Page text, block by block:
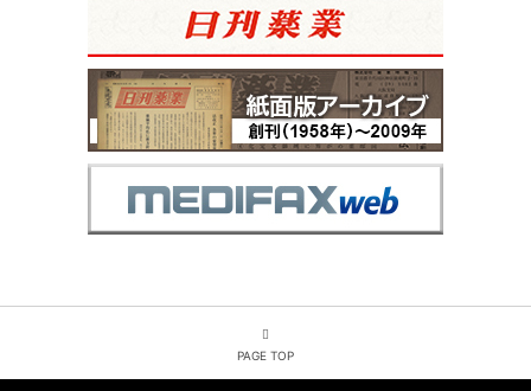
PAGE TOP